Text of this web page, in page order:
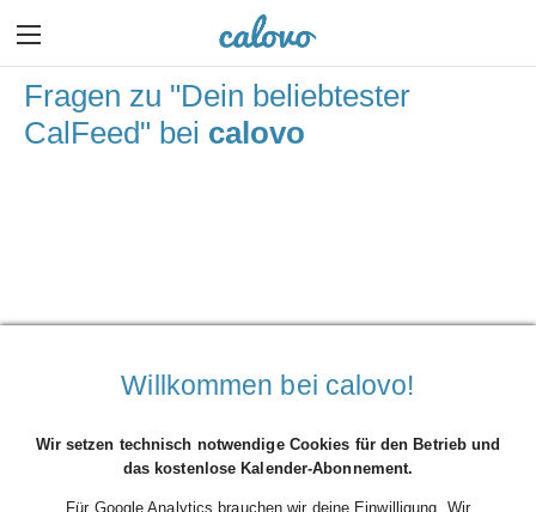
Fragen zu "Dein beliebtester
CalFeed" bei calovo
Willkommen bei calovo!
Wir setzen technisch notwendige Cookies für den Betrieb und
das kostenlose Kalender-Abonnement.
Für Google Analytics brauchen wir deine Einwilligung. Wir